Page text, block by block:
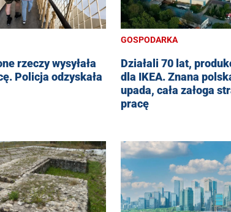
rzeczy wysyłała
Policja odzyskała
GOSPODARKA
Działali 70 lat,
dla IKEA. Znana
upada, cała załoga
pracę